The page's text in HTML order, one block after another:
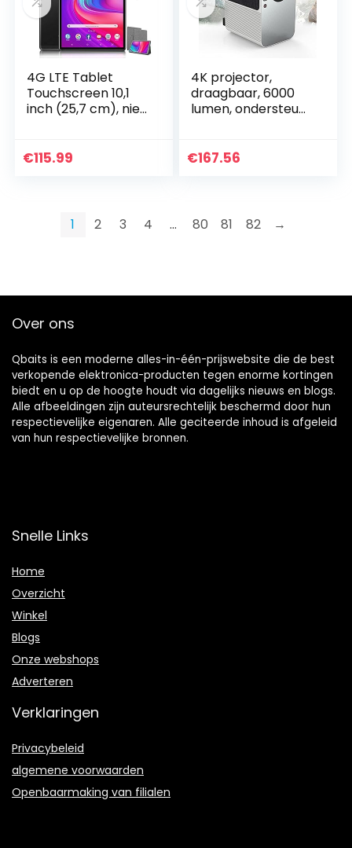
4G LTE Tablet
Touchscreen 10,1
inch (25,7 cm), niet
Google GMS, 64 GB
€115.99
4K projector,
draagbaar, 6000
lumen, ondersteunt
inch, Dolby Digital
€167.56
1 2 3 4 … 80 81 82 →
Over ons
Qbaits is een moderne alles-in-één-prijswebsite die de best
verkopende elektronica-producten tegen enorme kortingen
biedt en u op de hoogte houdt via dagelijks nieuws en blogs.
Alle afbeeldingen zijn auteursrechtelijk beschermd door hun
respectievelijke eigenaren. Alle geciteerde inhoud is afgeleid
van hun respectievelijke bronnen.
Snelle Links
Home
Overzicht
Winkel
Blogs
Onze webshops
Adverteren
Verklaringen
Privacybeleid
algemene voorwaarden
Openbaarmaking van filialen